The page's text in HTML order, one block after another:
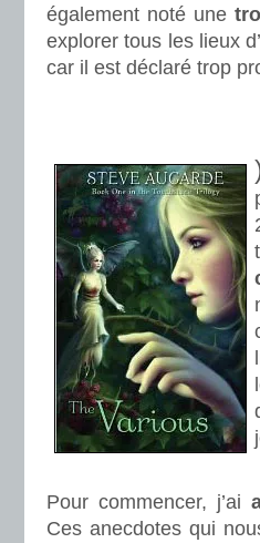
également noté une
explorer tous les lieux
car il est déclaré trop
Pour commencer, j’ai
Ces anecdotes qui